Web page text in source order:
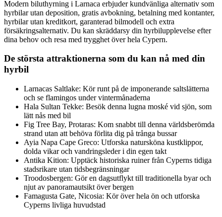
Modern biluthyrning i Larnaca erbjuder kundvänliga alternativ som
hyrbilar utan deposition, gratis avbokning, betalning med kontanter,
hyrbilar utan kreditkort, garanterad bilmodell och extra
försäkringsalternativ. Du kan skräddarsy din hyrbilupplevelse efter
dina behov och resa med trygghet över hela Cypern.
De största attraktionerna som du kan nå med din
hyrbil
Larnacas Saltlake: Kör runt på de imponerande saltslätterna
och se flamingos under vintermånaderna
Hala Sultan Tekke: Besök denna lugna moské vid sjön, som
lätt nås med bil
Fig Tree Bay, Protaras: Kom snabbt till denna världsberömda
strand utan att behöva förlita dig på trånga bussar
Ayia Napa Cape Greco: Utforska natursköna kustklippor,
dolda vikar och vandringsleder i din egen takt
Antika Kition: Upptäck historiska ruiner från Cyperns tidiga
stadsrikare utan tidsbegränsningar
Troodosbergen: Gör en dagsutflykt till traditionella byar och
njut av panoramautsikt över bergen
Famagusta Gate, Nicosia: Kör över hela ön och utforska
Cyperns livliga huvudstad